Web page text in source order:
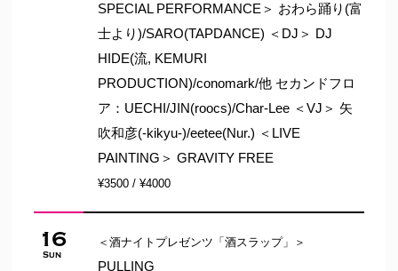
SPECIAL PERFORMANCE＞ おわら踊り(富
士より)/SARO(TAPDANCE) ＜DJ＞ DJ
HIDE(流, KEMURI
PRODUCTION)/conomark/他 セカンドフロ
ア：UECHI/JIN(roocs)/Char-Lee ＜VJ＞ 矢
吹和彦(-kikyu-)/eetee(Nur.) ＜LIVE
PAINTING＞ GRAVITY FREE
¥3500 / ¥4000
16
Sun
＜酒ナイトプレゼンツ「酒スラップ」＞
PULLING